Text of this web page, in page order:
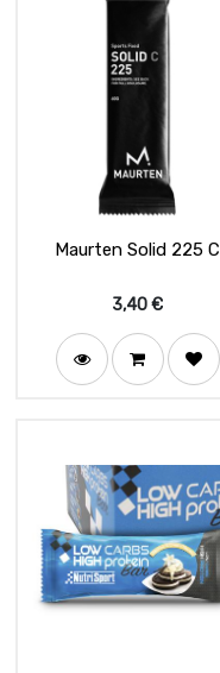
Maurten Solid 225 C
3,40€